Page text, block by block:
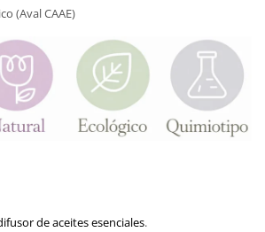
(Aval CAAE)
de aceites esenciales.